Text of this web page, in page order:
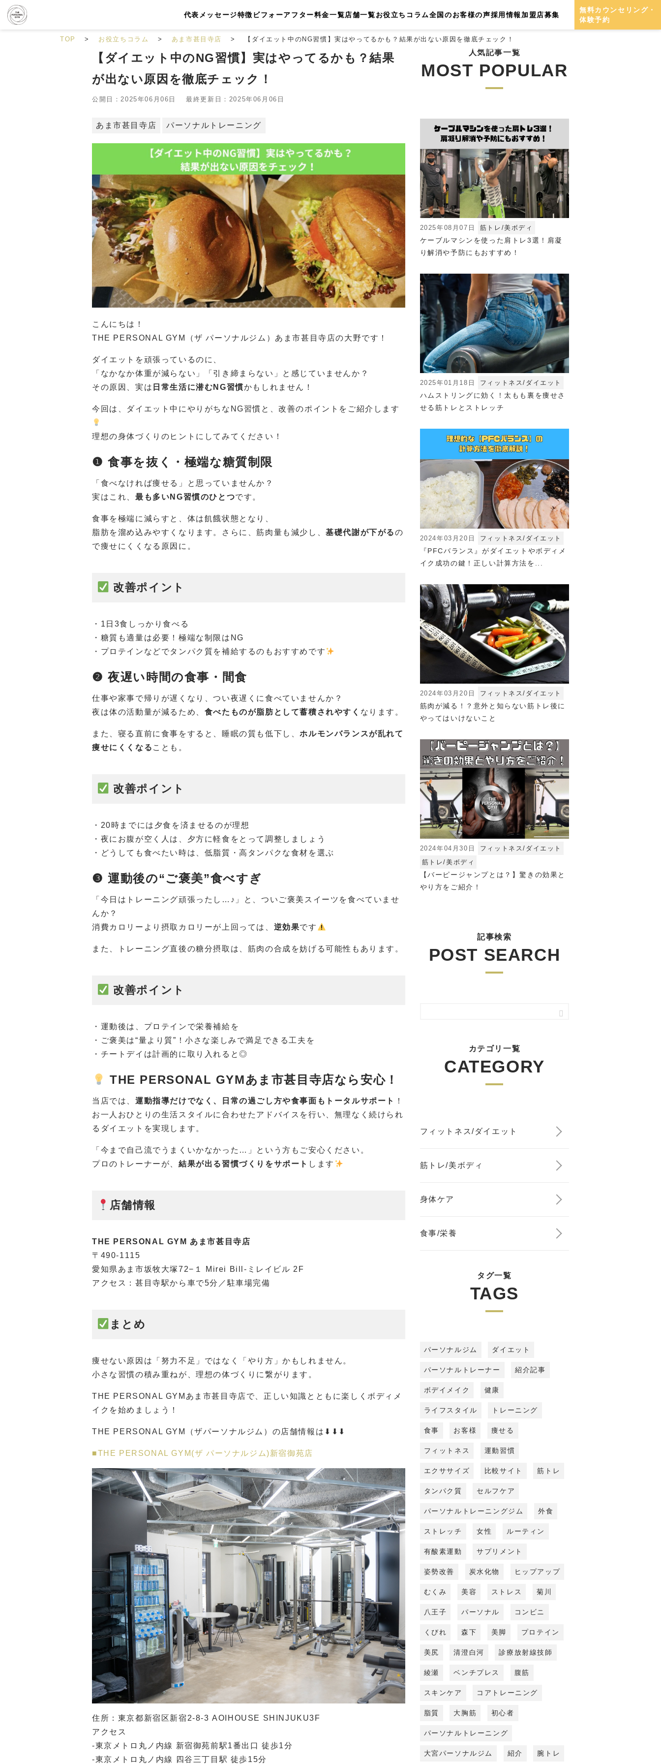
代表メッセージ特徴 ビフォーアフター料金一覧店舗一覧お役立ちコラム全国のお客様の声採用情報 加盟店募集
無料カウンセリング・
体験予約
TOP お役立ちコラム あま市甚目寺店 【ダイエット中のNG習慣】実はやってるかも？結果が出ない原因を徹底チェック！
【ダイエット中のNG習慣】実はやってるかも？結果
が出ない原因を徹底チェック！
公開日：2025年06月06日 最終更新日：2025年06月06日
あま市甚目寺店 パーソナルトレーニング
こんにちは！
THE PERSONAL GYM（ザ パーソナルジム）あま市甚目寺店の大野です！
ダイエットを頑張っているのに、
「なかなか体重が減らない」「引き締まらない」と感じていませんか？
その原因、実は 日常生活に潜むNG習慣かもしれません！
今回は、ダイエット中にやりがちなNG習慣と、改善のポイントをご紹介します
理想の身体づくりのヒントにしてみてください！
❶ 食事を抜く・極端な糖質制限
「食べなければ痩せる」と思っていませんか？
実はこれ、 最も多いNG習慣のひとつです。
食事を極端に減らすと、体は飢餓状態となり、
脂肪を溜め込みやすくなります。さらに、筋肉量も減少し、基礎代謝が下がるの
で痩せにくくなる原因に。
改善ポイント
・1日3食しっかり食べる
・糖質も適量は必要！極端な制限はNG
・プロテインなどでタンパク質を補給するのもおすすめです
❷ 夜遅い時間の食事・間食
仕事や家事で帰りが遅くなり、つい夜遅くに食べていませんか？
夜は体の活動量が減るため、 食べたものが脂肪として蓄積されやすく なります。
また、寝る直前に食事をすると、睡眠の質も低下し、ホルモンバランスが乱れて
痩せにくくなる ことも。
改善ポイント
・20時までには夕食を済ませるのが理想
・夜にお腹が空く人は、夕方に軽食をとって調整しましょう
・どうしても食べたい時は、低脂質・高タンパクな食材を選ぶ
❸ 運動後の“ご褒美”食べすぎ
「今日はトレーニング頑張ったし…♪」と、ついご褒美スイーツを食べていませ
んか？
消費カロリーより摂取カロリーが上回っては、 逆効果です
また、トレーニング直後の糖分摂取は、筋肉の合成を妨げる可能性もあります。
改善ポイント
・運動後は、プロテインで栄養補給を
・ご褒美は“量より質”！小さな楽しみで満足できる工夫を
・チートデイは計画的に取り入れると◎
THE PERSONAL GYMあま市甚目寺店なら安心！
当店では、 運動指導だけでなく、日常の過ごし方や食事面もトータルサポート
！
お一人おひとりの生活スタイルに合わせたアドバイスを行い、無理なく続けられ
るダイエットを実現します。
「今まで自己流でうまくいかなかった…」という方もご安心ください。
プロのトレーナーが、 結果が出る習慣づくりをサポート します
店舗情報
THE PERSONAL GYM あま市甚目寺店
〒490-1115
愛知県あま市坂牧大塚72−１ Mirei Bill-ミレイビル 2F
アクセス：甚目寺駅から車で5分／駐車場完備
まとめ
痩せない原因は「努力不足」ではなく「やり方」かもしれません。
小さな習慣の積み重ねが、理想の体づくりに繋がります。
THE PERSONAL GYMあま市甚目寺店で、正しい知識とともに楽しくボディメ
イクを始めましょう！
THE PERSONAL GYM（ザパーソナルジム）の店舗情報は⬇︎⬇︎⬇︎
■THE PERSONAL GYM(ザ パーソナルジム)新宿御苑店
住所：東京都新宿区新宿2-8-3 AOIHOUSE SHINJUKU3F
アクセス
-東京メトロ丸ノ内線 新宿御苑前駅1番出口 徒歩1分
-東京メトロ丸ノ内線 四谷三丁目駅 徒歩15分
人気記事一覧
MOST POPULAR
2025年08月07日 筋トレ/美ボディ
ケーブルマシンを使った肩トレ3選！肩凝
り解消や予防にもおすすめ！
2025年01月18日 フィットネス/ダイエット
ハムストリングに効く！太もも裏を痩せさ
せる筋トレとストレッチ
2024年03月20日 フィットネス/ダイエット
『PFCバランス』がダイエットやボディメ
イク成功の鍵！正しい計算方法を...
2024年03月20日 フィットネス/ダイエット
筋肉が減る！？意外と知らない筋トレ後に
やってはいけないこと
2024年04月30日
フィットネス/ダイエット
筋トレ/美ボディ
【バーピージャンプとは？】驚きの効果と
やり方をご紹介！
記事検索
POST SEARCH
カテゴリ一覧
CATEGORY
フィットネス/ダイエット
筋トレ/美ボディ
身体ケア
食事/栄養
タグ一覧
TAGS
パーソナルジム ダイエット
パーソナルトレーナー 紹介記事
ボデイメイク 健康
ライフスタイル トレーニング
食事 お客様 痩せる
フィットネス 運動習慣
エクササイズ 比較サイト 筋トレ
タンパク質 セルフケア
パーソナルトレーニングジム 外食
ストレッチ 女性 ルーティン
有酸素運動 サプリメント
姿勢改善 炭水化物 ヒップアップ
むくみ 美容 ストレス 菊川
八王子 パーソナル コンビニ
くびれ 森下 美脚 プロテイン
美尻 清澄白河 診療放射線技師
綾瀬 ベンチプレス 腹筋
スキンケア コアトレーニング
脂質 大胸筋 初心者
パーソナルトレーニング
大宮パーソナルジム 紹介 腕トレ